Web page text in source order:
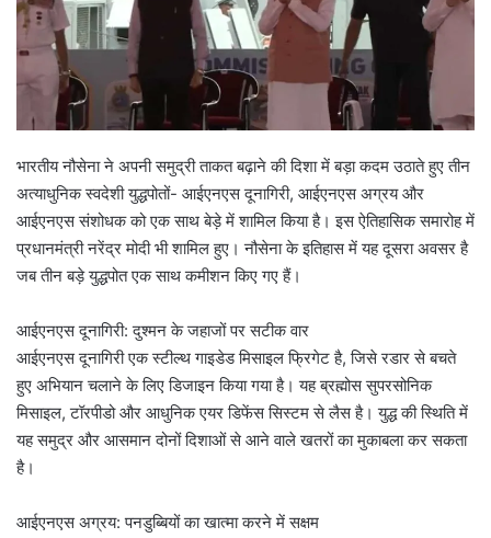
भारतीय नौसेना ने अपनी समुद्री ताकत बढ़ाने की दिशा में बड़ा कदम उठाते हुए तीन
अत्याधुनिक स्वदेशी युद्धपोतों- आईएनएस दूनागिरी, आईएनएस अग्रय और
आईएनएस संशोधक को एक साथ बेड़े में शामिल किया है। इस ऐतिहासिक समारोह में
प्रधानमंत्री नरेंद्र मोदी भी शामिल हुए। नौसेना के इतिहास में यह दूसरा अवसर है
जब तीन बड़े युद्धपोत एक साथ कमीशन किए गए हैं।
आईएनएस दूनागिरी: दुश्मन के जहाजों पर सटीक वार
आईएनएस दूनागिरी एक स्टील्थ गाइडेड मिसाइल फ्रिगेट है, जिसे रडार से बचते
हुए अभियान चलाने के लिए डिजाइन किया गया है। यह ब्रह्मोस सुपरसोनिक
मिसाइल, टॉरपीडो और आधुनिक एयर डिफेंस सिस्टम से लैस है। युद्ध की स्थिति में
यह समुद्र और आसमान दोनों दिशाओं से आने वाले खतरों का मुकाबला कर सकता
है।
आईएनएस अग्रय: पनडुब्बियों का खात्मा करने में सक्षम